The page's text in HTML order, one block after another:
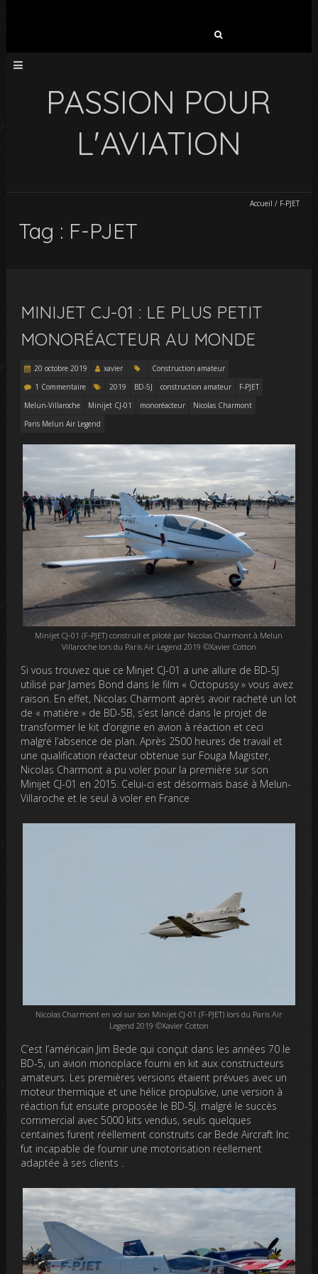
PASSION POUR
L'AVIATION
Accueil / F-PJET
Tag : F-PJET
MINIJET CJ-01 : LE PLUS PETIT
MONORÉACTEUR AU MONDE
20 octobre 2019 xavier
Construction amateur
1 Commentaire
2019 BD-5J construction amateur
F-PJET
Melun-Villaroche
Minijet CJ-01 monoréacteur
Nicolas Charmont
Paris Melun Air Legend
Minijet CJ-01 (F-PJET) construit et piloté par Nicolas Charmont à Melun
Villaroche lors du Paris Air Legend 2019 ©Xavier Cotton
Si vous trouvez que ce Minjet CJ-01 a une allure de BD-5J
utilisé par James Bond dans le film « Octopussy » vous avez
raison. En effet, Nicolas Charmont après avoir racheté un lot
de « matière » de BD-5B, s’est lancé dans le projet de
transformer le kit d’origine en avion à réaction et ceci
malgré l’absence de plan. Après 2500 heures de travail et
une qualification réacteur obtenue sur Fouga Magister,
Nicolas Charmont a pu voler pour la première sur son
Minijet CJ-01 en 2015. Celui-ci est désormais basé à Melun-
Villaroche et le seul à voler en France
Nicolas Charmont en vol sur son Minijet CJ-01 (F-PJET) lors du Paris Air
Legend 2019 ©Xavier Cotton
C’est l’américain Jim Bede qui conçut dans les années 70 le
BD-5, un avion monoplace fourni en kit aux constructeurs
amateurs. Les premières versions étaient prévues avec un
moteur thermique et une hélice propulsive, une version à
réaction fut ensuite proposée le BD-5J. malgré le succès
commercial avec 5000 kits vendus, seuls quelques
centaines furent réellement construits car Bede Aircraft Inc
fut incapable de fournir une motorisation réellement
adaptée à ses clients .